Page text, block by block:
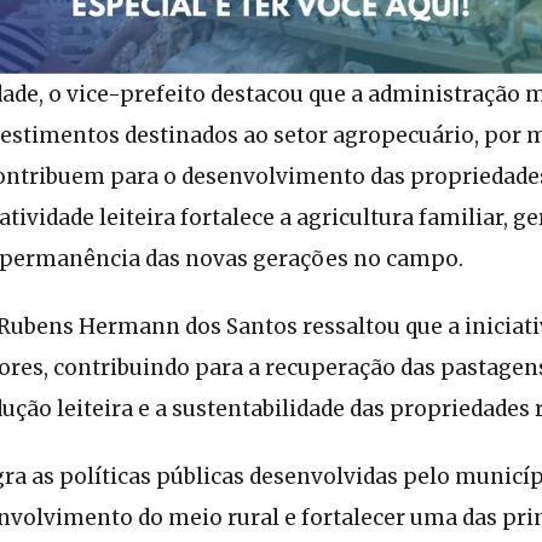
o vice-prefeito destacou que a administração
destinados ao setor agropecuário, por
para o desenvolvimento das
leiteira fortalece a agricultura familiar,
das novas gerações no campo.
Hermann dos Santos ressaltou que a
contribuindo para a recuperação das
leiteira e a sustentabilidade das propriedades
as políticas públicas desenvolvidas pelo
do meio rural e fortalecer uma das